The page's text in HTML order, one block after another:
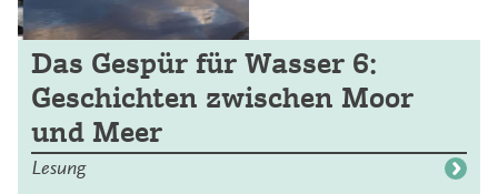
Das Gespür für Wasser 6:
Geschichten zwischen Moor
und Meer
Lesung